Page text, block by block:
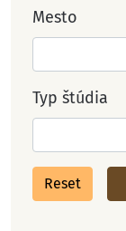
Mesto
Typ štúdia
Reset